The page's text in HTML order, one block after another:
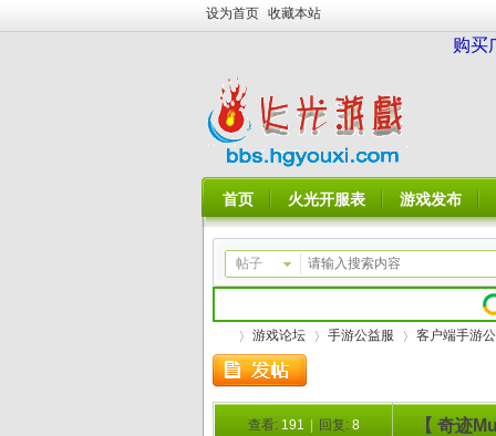
设为首页 收藏本站
购买
首页 火光开服表 游戏发布
帖子
游戏论坛 手游公益服 客户端手游
查看: 191 回复: 8 【 奇迹